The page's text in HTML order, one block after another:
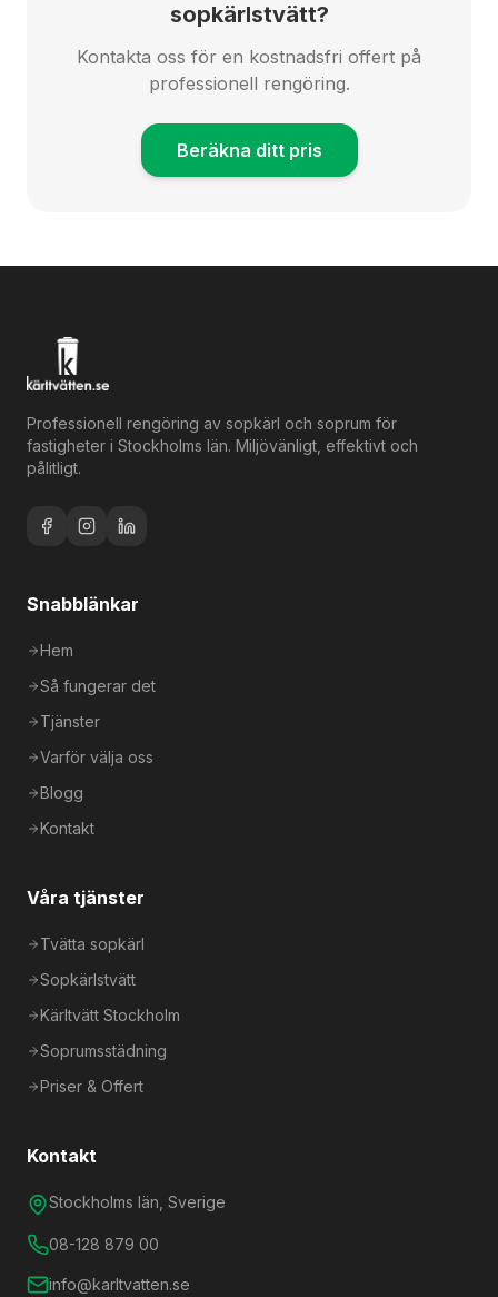
sopkärlstvätt?
Kontakta oss för en kostnadsfri offert på
professionell rengöring.
Beräkna ditt pris
Professionell rengöring av sopkärl och soprum för
fastigheter i Stockholms län. Miljövänligt, effektivt och
pålitligt.
Snabblänkar
Hem
Så fungerar det
Tjänster
Varför välja oss
Blogg
Kontakt
Våra tjänster
Tvätta sopkärl
Sopkärlstvätt
Kärltvätt Stockholm
Soprumsstädning
Priser & Offert
Kontakt
Stockholms län, Sverige
08-128 879 00
info@karltvatten.se